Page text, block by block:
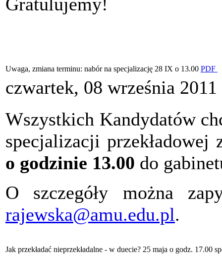
Gratulujemy!
Uwaga, zmiana terminu: nabór na specjalizację 28 IX o 13.00 PDF
czwartek, 08 września
Wszystkich Kandydatów
specjalizacji przekładowej
o godzinie 13.00 do
O szczegóły można
rajewska@amu.edu.pl.
Jak przekładać nieprzekładalne - w duecie? 25 maja o godz. 17.00